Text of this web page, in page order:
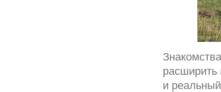
расширить
и